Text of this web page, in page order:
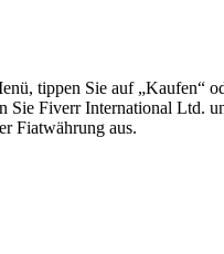
tippen Sie auf „Kaufen“
Sie Fiverr International Ltd.
Fiatwährung aus.